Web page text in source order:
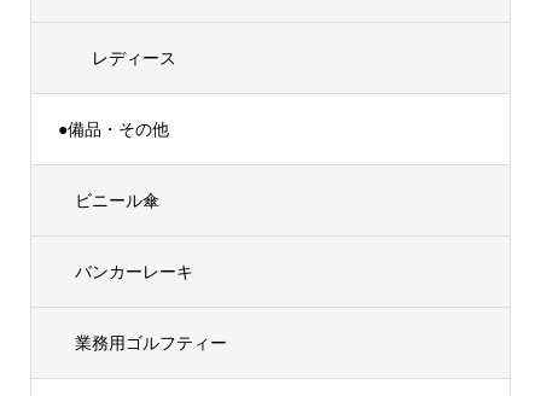
レディース
●備品・その他
ビニール傘
バンカーレーキ
業務用ゴルフティー